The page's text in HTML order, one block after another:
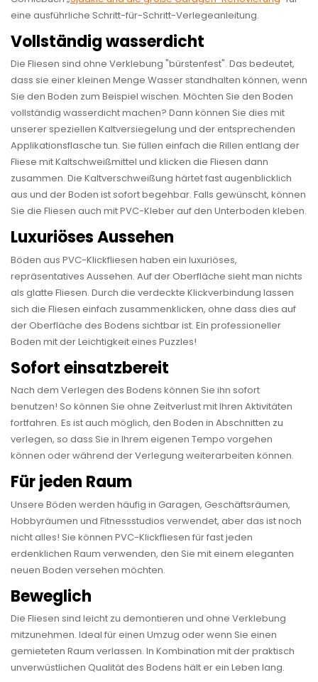
eine ausführliche Schritt-für-Schritt-Verlegeanleitung.
Vollständig wasserdicht
Die Fliesen sind ohne Verklebung "bürstenfest". Das bedeutet,
dass sie einer kleinen Menge Wasser standhalten können, wenn
Sie den Boden zum Beispiel wischen. Möchten Sie den Boden
vollständig wasserdicht machen? Dann können Sie dies mit
unserer speziellen Kaltversiegelung und der entsprechenden
Applikationsflasche tun. Sie füllen einfach die Rillen entlang der
Fliese mit Kaltschweißmittel und klicken die Fliesen dann
zusammen. Die Kaltverschweißung härtet fast augenblicklich
aus und der Boden ist sofort begehbar. Falls gewünscht, können
Sie die Fliesen auch mit PVC-Kleber auf den Unterboden kleben.
Luxuriöses Aussehen
Böden aus PVC-Klickfliesen haben ein luxuriöses,
repräsentatives Aussehen. Auf der Oberfläche sieht man nichts
als glatte Fliesen. Durch die verdeckte Klickverbindung lassen
sich die Fliesen einfach zusammenklicken, ohne dass dies auf
der Oberfläche des Bodens sichtbar ist. Ein professioneller
Boden mit der Leichtigkeit eines Puzzles!
Sofort einsatzbereit
Nach dem Verlegen des Bodens können Sie ihn sofort
benutzen! So können Sie ohne Zeitverlust mit Ihren Aktivitäten
fortfahren. Es ist auch möglich, den Boden in Abschnitten zu
verlegen, so dass Sie in Ihrem eigenen Tempo vorgehen
können oder während der Verlegung weiterarbeiten können.
Für jeden Raum
Unsere Böden werden häufig in Garagen, Geschäftsräumen,
Hobbyräumen und Fitnessstudios verwendet, aber das ist noch
nicht alles! Sie können PVC-Klickfliesen für fast jeden
erdenklichen Raum verwenden, den Sie mit einem eleganten
neuen Boden versehen möchten.
Beweglich
Die Fliesen sind leicht zu demontieren und ohne Verklebung
mitzunehmen. Ideal für einen Umzug oder wenn Sie einen
gemieteten Raum verlassen. In Kombination mit der praktisch
unverwüstlichen Qualität des Bodens hält er ein Leben lang.